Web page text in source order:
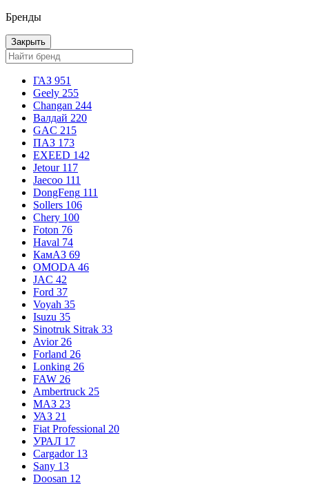
Бренды
Закрыть
ГАЗ 951
Geely 255
Changan 244
Валдай 220
GAC 215
ПАЗ 173
EXEED 142
Jetour 117
Jaecoo 111
DongFeng 111
Sollers 106
Chery 100
Foton 76
Haval 74
КамАЗ 69
OMODA 46
JAC 42
Ford 37
Voyah 35
Isuzu 35
Sinotruk Sitrak 33
Avior 26
Forland 26
Lonking 26
FAW 26
Ambertruck 25
МАЗ 23
УАЗ 21
Fiat Professional 20
УРАЛ 17
Cargador 13
Sany 13
Doosan 12